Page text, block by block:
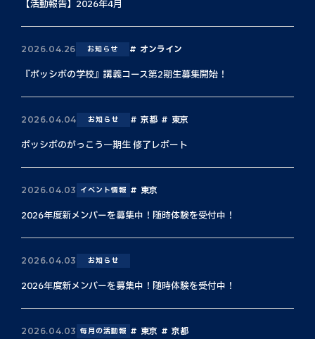
【活動報告】2026年4月
2026.04.26 お知らせ オンライン
『ポッシボの学校』講義コース第2期生募集開始！
2026.04.04 お知らせ 京都 東京
ポッシボのがっこう一期生 修了レポート
2026.04.03 イベント情報 東京
2026年度新メンバーを募集中！随時体験を受付中！
2026.04.03 お知らせ
2026年度新メンバーを募集中！随時体験を受付中！
2026.04.03 毎月の活動報
東京 京都